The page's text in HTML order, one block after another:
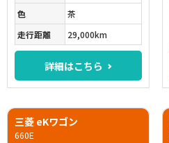
色
茶
走行距離
29,000km
詳細はこちら
三菱 eKワゴン
660E